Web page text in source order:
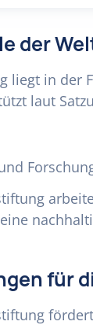
der
liegt in der
laut
für